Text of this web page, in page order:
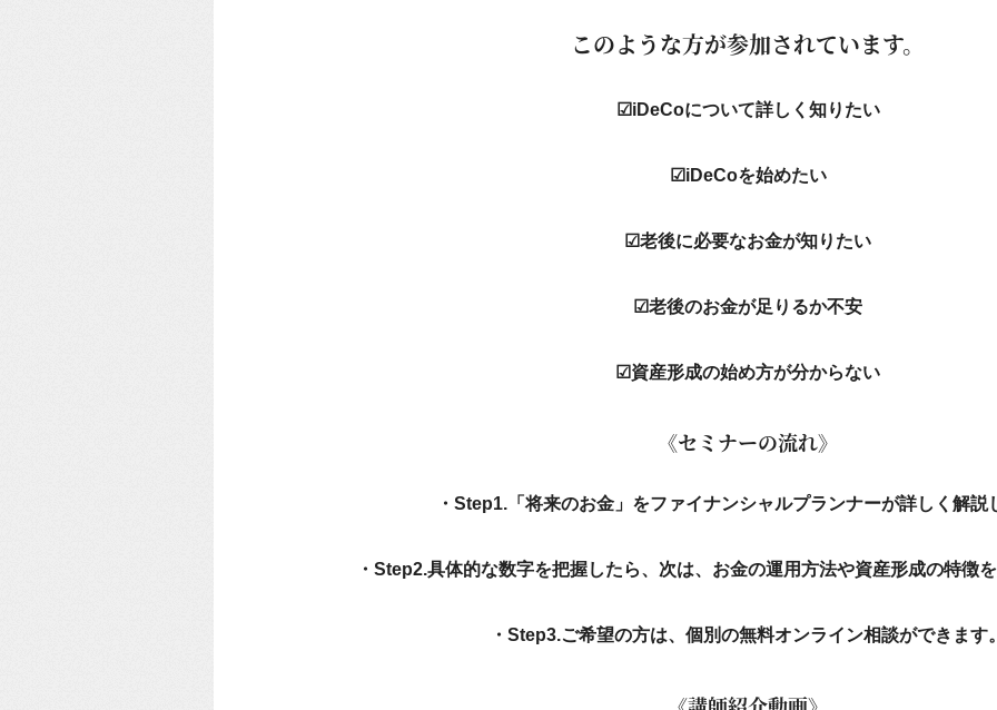
このような方が参加されています。
☑iDeCoについて詳しく知りたい
☑iDeCoを始めたい
☑老後に必要なお金が知りたい
☑老後のお金が足りるか不安
☑資産形成の始め方が分からない
《セミナーの流れ》
・Step1.「将来のお金」をファイナンシャルプランナーが詳しく解説
・Step2.具体的な数字を把握したら、次は、お金の運用方法や資産形成の特徴
・Step3.ご希望の方は、個別の無料オンライン相談ができます